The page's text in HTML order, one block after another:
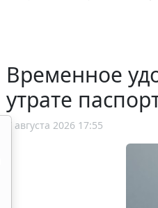
Временное
утрате
7 августа 2026 17:55